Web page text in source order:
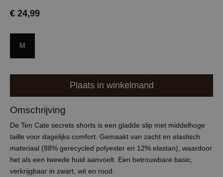
€ 24,99
M
Plaats in winkelmand
Omschrijving
De Ten Cate secrets shorts is een gladde slip met middelhoge
taille voor dagelijks comfort. Gemaakt van zacht en elastisch
materiaal (88% gerecycled polyester en 12% elastan), waardoor
het als een tweede huid aanvoelt. Een betrouwbare basic,
verkrijgbaar in zwart, wit en rood.